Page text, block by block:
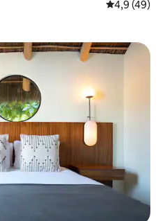
4,9 de uma
4,9 (49)